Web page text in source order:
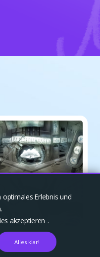
Erlebnis und
akzeptieren .
Alles klar!